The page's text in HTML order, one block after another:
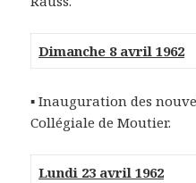
Dimanche 8 avril 1962
▪ Inauguration des
Collégiale de Moutier.
Lundi 23 avril 1962